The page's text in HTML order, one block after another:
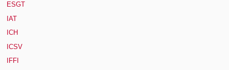
ESGT
IAT
ICH
ICSV
IFFI